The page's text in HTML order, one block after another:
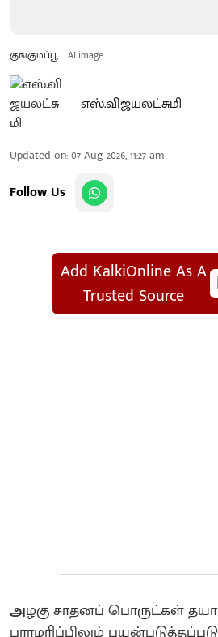
குங்குமப்பூ AI image
எஸ்.விஜயலட்சுமி
Updated on:07 Aug 2026, 11:27 am
Follow Us
Add KalkiOnline As A
Trusted Source
அழகு சாதனப் பொருட்கள்